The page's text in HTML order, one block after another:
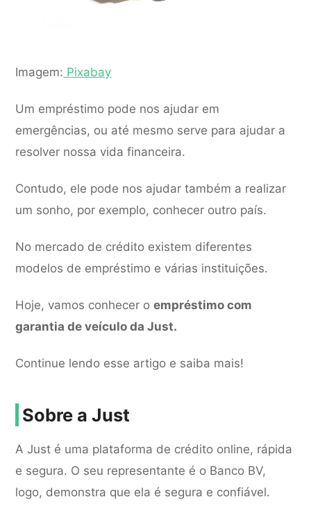
Imagem: Pixabay
Um empréstimo pode nos ajudar em
emergências, ou até mesmo serve para ajudar a
resolver nossa vida financeira.
Contudo, ele pode nos ajudar também a realizar
um sonho, por exemplo, conhecer outro país.
No mercado de crédito existem diferentes
modelos de empréstimo e várias instituições.
Hoje, vamos conhecer oempréstimo com
garantia de veículo da Just.
Continue lendo esse artigo e saiba mais!
Sobre a Just
A Just é uma plataforma de crédito online, rápida
e segura. O seu representante é o Banco BV,
logo, demonstra que ela é segura e confiável.